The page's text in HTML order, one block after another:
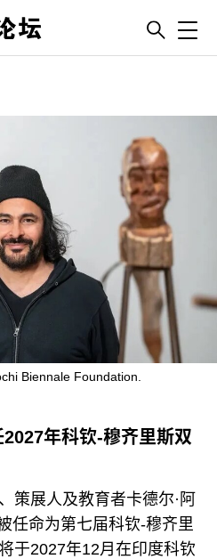
Biennale Foundation.
年科钦-穆齐里斯双
策展人及教育者卡德尔·阿
任命为第七届科钦-穆齐里
于2027年12月在印度科钦